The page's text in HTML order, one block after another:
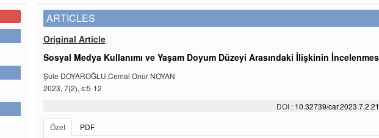
ARTICLES
Original Article
Sosyal Medya Kullanımı ve Yaşam Doyum Düzeyi Arasındaki İlişkinin
Şule DOYAROĞLU,Cemal Onur NOYAN
2023, 7(2), s:5-12
DOI : 10.32739/
Özet
PDF